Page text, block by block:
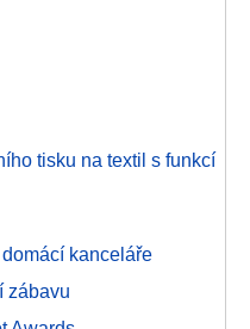
tisku na textil s funkcí
kanceláře
zábavu